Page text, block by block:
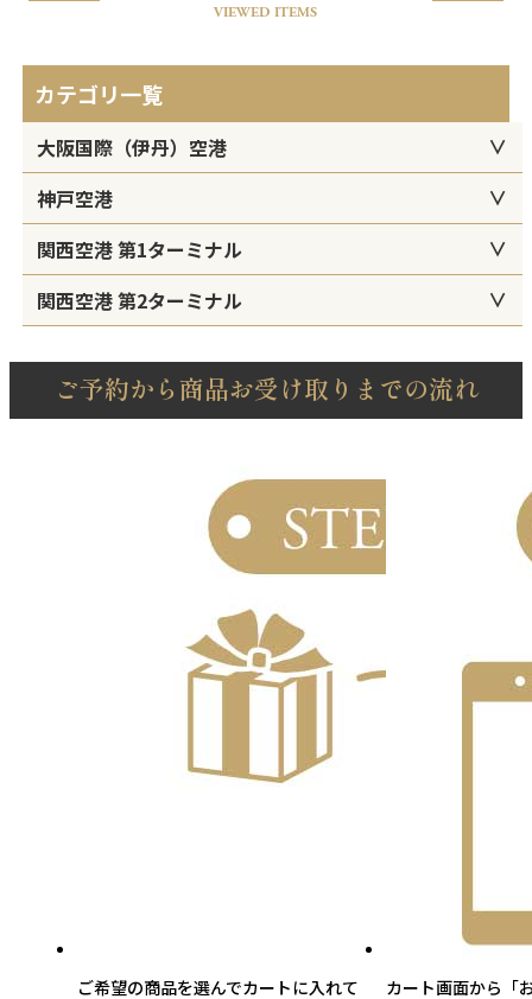
VIEWED ITEMS
カテゴリ一覧
大阪国際（伊丹）空港
神戸空港
関西空港 第1ターミナル
関西空港 第2ターミナル
ご予約から商品お受け取りまでの流れ
ご希望の商品を選んでカートに入れて カート画面から「